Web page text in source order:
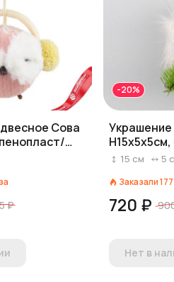
Сова
₽
-20%
15 см 5
Заказали177
720 ₽
Нет в